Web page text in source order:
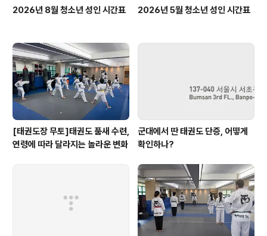
2026년 8월 청소년 성인 시간표 2026년 5월 청소년 성인 시간표
[태권도장 무토]태권도 품새 수련,
연령에 따라 달라지는 놀라운 변화
군대에서 딴 태권도 단증, 어떻게
확인하나?